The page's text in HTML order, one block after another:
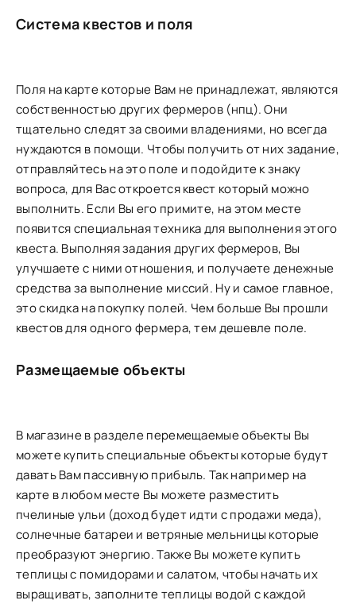
Система квестов и поля
Поля на карте которые Вам не принадлежат, являются
собственностью других фермеров (нпц). Они
тщательно следят за своими владениями, но всегда
нуждаются в помощи. Чтобы получить от них задание,
отправляйтесь на это поле и подойдите к знаку
вопроса, для Вас откроется квест который можно
выполнить. Если Вы его примите, на этом месте
появится специальная техника для выполнения этого
квеста. Выполняя задания других фермеров, Вы
улучшаете с ними отношения, и получаете денежные
средства за выполнение миссий. Ну и самое главное,
это скидка на покупку полей. Чем больше Вы прошли
квестов для одного фермера, тем дешевле поле.
Размещаемые объекты
В магазине в разделе перемещаемые объекты Вы
можете купить специальные объекты которые будут
давать Вам пассивную прибыль. Так например на
карте в любом месте Вы можете разместить
пчелиные ульи (доход будет идти с продажи меда),
солнечные батареи и ветряные мельницы которые
преобразуют энергию. Также Вы можете купить
теплицы с помидорами и салатом, чтобы начать их
выращивать, заполните теплицы водой с каждой